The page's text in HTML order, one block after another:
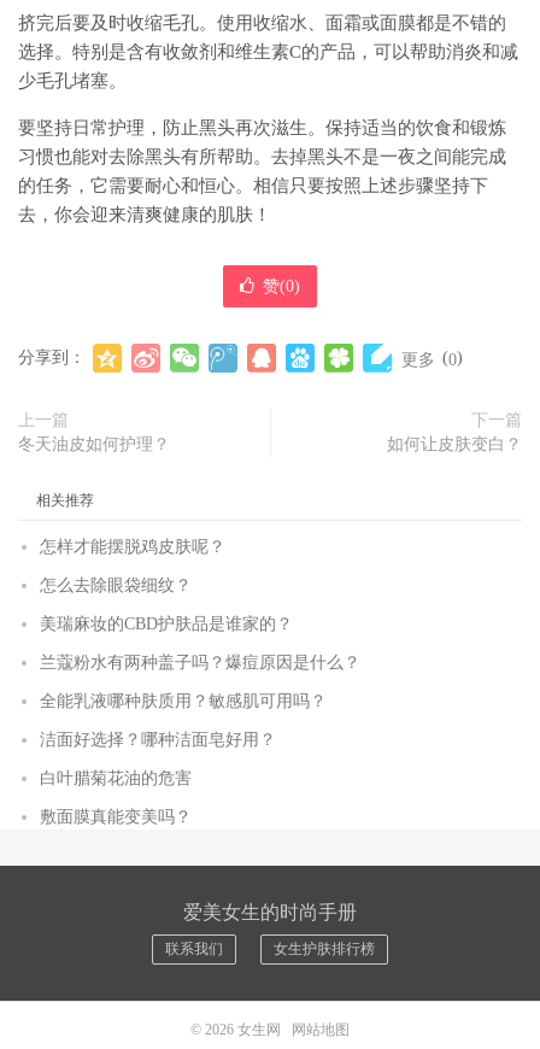
挤完后要及时收缩毛孔。使用收缩水、面霜或面膜都是不错的
选择。特别是含有收敛剂和维生素C的产品，可以帮助消炎和减
少毛孔堵塞。
要坚持日常护理，防止黑头再次滋生。保持适当的饮食和锻炼
习惯也能对去除黑头有所帮助。去掉黑头不是一夜之间能完成
的任务，它需要耐心和恒心。相信只要按照上述步骤坚持下
去，你会迎来清爽健康的肌肤！
赞(0)
分享到： 更多 (0)
上一篇
冬天油皮如何护理？
下一篇
如何让皮肤变白？
相关推荐
怎样才能摆脱鸡皮肤呢？
怎么去除眼袋细纹？
美瑞麻妆的CBD护肤品是谁家的？
兰蔻粉水有两种盖子吗？爆痘原因是什么？
全能乳液哪种肤质用？敏感肌可用吗？
洁面好选择？哪种洁面皂好用？
白叶腊菊花油的危害
敷面膜真能变美吗？
爱美女生的时尚手册
联系我们 女生护肤排行榜
© 2026 女生网 网站地图